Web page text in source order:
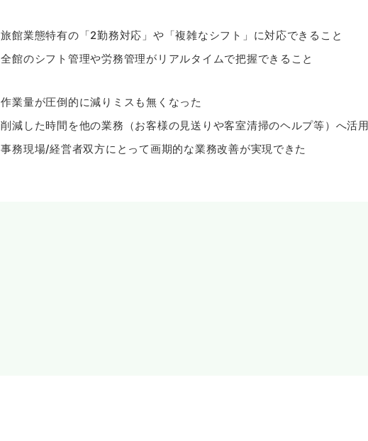
旅館業態特有の「2勤務対応」や「複雑なシフト」に対応できること
全館のシフト管理や労務管理がリアルタイムで把握できること
作業量が圧倒的に減りミスも無くなった
削減した時間を他の業務（お客様の見送りや客室清掃のヘルプ等）へ活
事務現場/経営者双方にとって画期的な業務改善が実現できた